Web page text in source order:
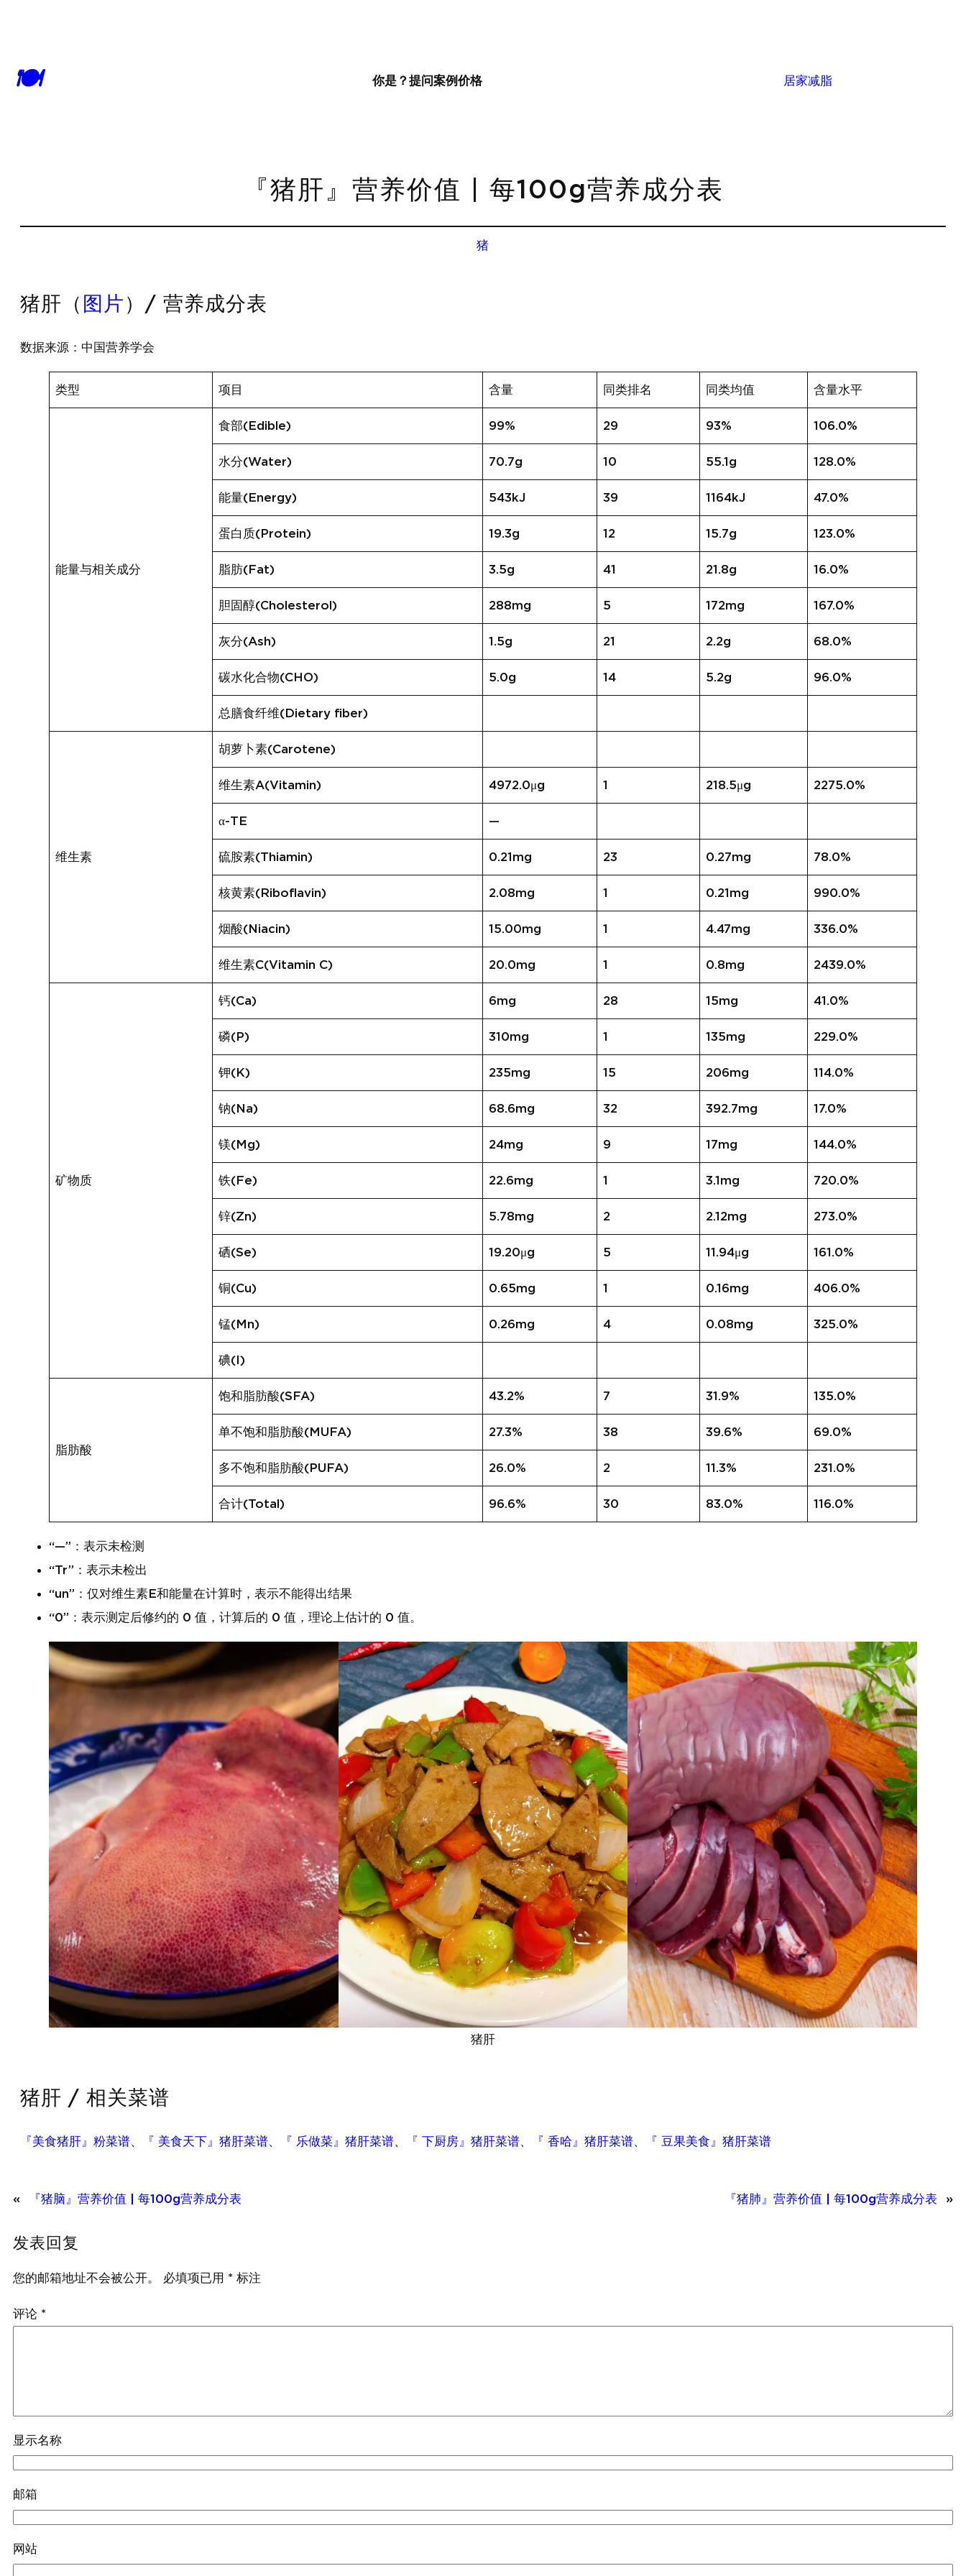
🍽 你是？ 提问案例价格 居家减脂
『猪肝』营养价值 | 每100g营养成分表
猪
猪肝（ 图片 ）/ 营养成分表
数据来源：中国营养学会
类型 项目 含量 同类排名 同类均值 含量水平
能量与相关成分
食部(Edible) 99% 29 93% 106.0%
水分(Water) 70.7g 10 55.1g 128.0%
能量(Energy) 543kJ 39 1164kJ 47.0%
蛋白质(Protein) 19.3g 12 15.7g 123.0%
脂肪(Fat) 3.5g 41 21.8g 16.0%
胆固醇(Cholesterol) 288mg 5 172mg 167.0%
灰分(Ash) 1.5g 21 2.2g 68.0%
碳水化合物(CHO) 5.0g 14 5.2g 96.0%
总膳食纤维(Dietary fiber)
维生素
胡萝卜素(Carotene)
维生素A(Vitamin) 4972.0μg 1 218.5μg 2275.0%
α-TE —
硫胺素(Thiamin) 0.21mg 23 0.27mg 78.0%
核黄素(Riboflavin) 2.08mg 1 0.21mg 990.0%
烟酸(Niacin) 15.00mg 1 4.47mg 336.0%
维生素C(Vitamin C) 20.0mg 1 0.8mg 2439.0%
矿物质
钙(Ca) 6mg 28 15mg 41.0%
磷(P) 310mg 1 135mg 229.0%
钾(K) 235mg 15 206mg 114.0%
钠(Na) 68.6mg 32 392.7mg 17.0%
镁(Mg) 24mg 9 17mg 144.0%
铁(Fe) 22.6mg 1 3.1mg 720.0%
锌(Zn) 5.78mg 2 2.12mg 273.0%
硒(Se) 19.20μg 5 11.94μg 161.0%
铜(Cu) 0.65mg 1 0.16mg 406.0%
锰(Mn) 0.26mg 4 0.08mg 325.0%
碘(I)
脂肪酸
饱和脂肪酸(SFA) 43.2% 7 31.9% 135.0%
单不饱和脂肪酸(MUFA) 27.3% 38 39.6% 69.0%
多不饱和脂肪酸(PUFA) 26.0% 2 11.3% 231.0%
合计(Total) 96.6% 30 83.0% 116.0%
“—”：表示未检测
“Tr”：表示未检出
“un”：仅对维生素E和能量在计算时，表示不能得出结果
“0”：表示测定后修约的 0 值，计算后的 0 值，理论上估计的 0 值。
猪肝
猪肝 / 相关菜谱
『美食猪肝』粉菜谱、 『 美食天下』猪肝菜谱、 『 乐做菜』猪肝菜谱、 『 下厨房』猪肝菜谱、 『 香哈』猪肝菜谱、 『 豆果美食』猪肝菜谱
« 『猪脑』营养价值 | 每100g营养成分表 『猪肺』营养价值 | 每100g营养成分表 »
发表回复
您的邮箱地址不会被公开。 必填项已用 * 标注
评论 *
显示名称
邮箱
网站